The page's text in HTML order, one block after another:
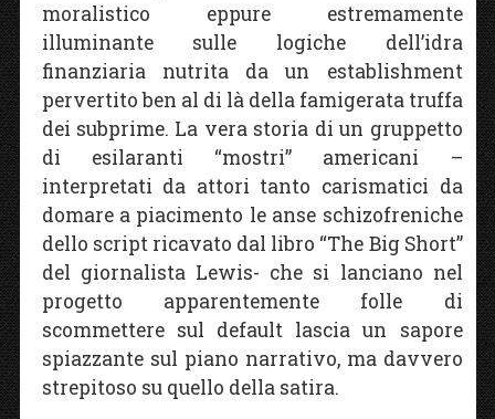
moralistico eppure estremamente
illuminante sulle logiche dell’idra
finanziaria nutrita da un establishment
pervertito ben al di là della famigerata truffa
dei subprime. La vera storia di un gruppetto
di esilaranti “mostri” americani –
interpretati da attori tanto carismatici da
domare a piacimento le anse schizofreniche
dello script ricavato dal libro “The Big Short”
del giornalista Lewis- che si lanciano nel
progetto apparentemente folle di
scommettere sul default lascia un sapore
spiazzante sul piano narrativo, ma davvero
strepitoso su quello della satira.